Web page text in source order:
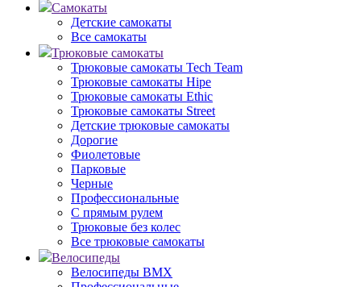
Самокаты
Детские самокаты
Все самокаты
Трюковые самокаты
Трюковые самокаты Tech Team
Трюковые самокаты Hipe
Трюковые самокаты Ethic
Трюковые самокаты Street
Детские трюковые самокаты
Дорогие
Фиолетовые
Парковые
Черные
Профессиональные
С прямым рулем
Трюковые без колес
Все трюковые самокаты
Велосипеды
Велосипеды BMX